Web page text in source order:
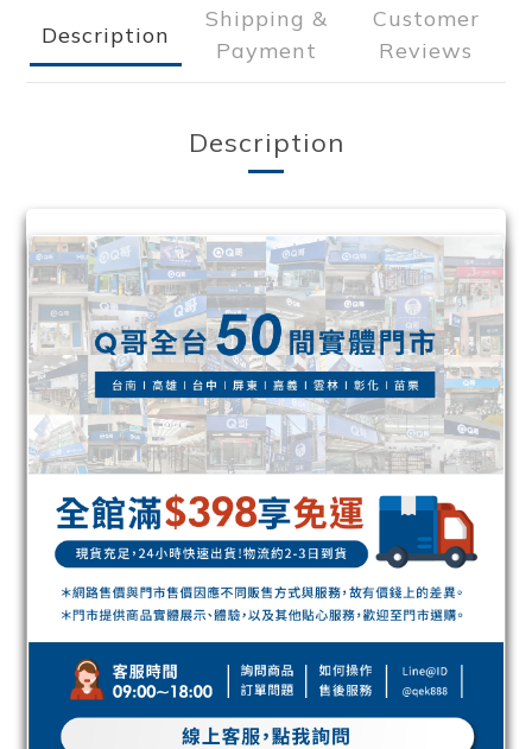
Description
Shipping &
Payment
Customer
Reviews
Description